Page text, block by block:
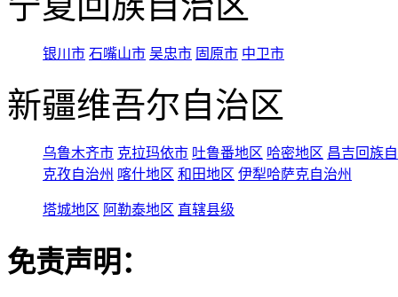
银川市 石嘴山市 吴忠市 固原市 中卫市
新疆维吾尔自治区
乌鲁木齐市 克拉玛依市 吐鲁番地区 哈密地区 昌吉回族
克孜自治州 喀什地区 和田地区 伊犁哈萨克自治州
塔城地区 阿勒泰地区 直辖县级
免责声明：